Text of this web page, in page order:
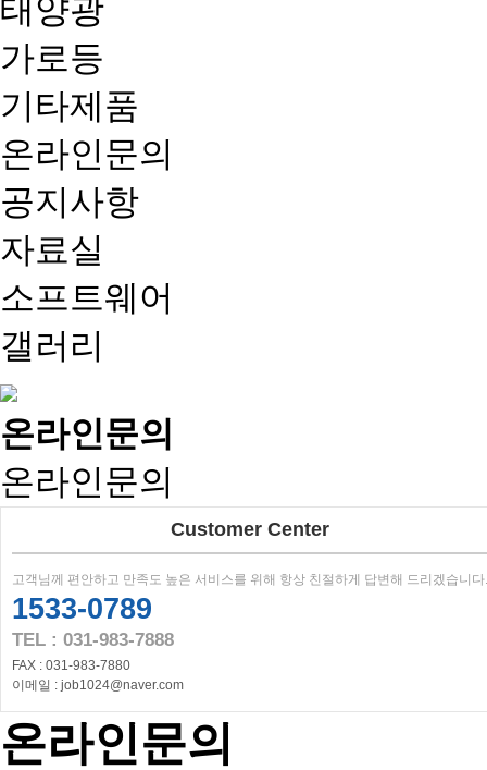
태양광
가로등
기타제품
온라인문의
공지사항
자료실
소프트웨어
갤러리
온라인문의
온라인문의
Customer Center
고객님께 편안하고 만족도 높은 서비스를 위해 항상 친절하게 답변해 드리겠습니다.
1533-0789
TEL : 031-983-7888
FAX : 031-983-7880
이메일 : job1024@naver.com
온라인문의